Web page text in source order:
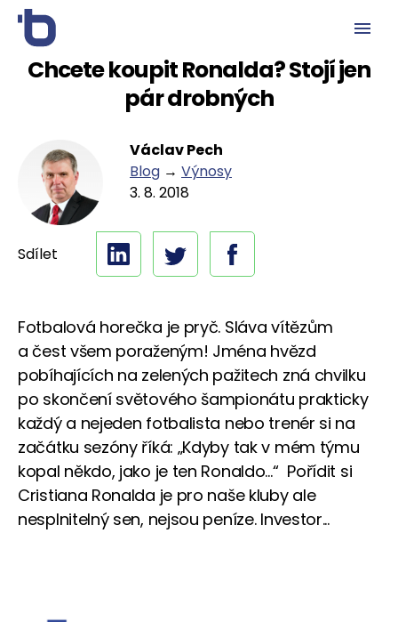
Chcete koupit Ronalda? Stojí jen
pár drobných
Václav Pech
Blog → Výnosy
3. 8. 2018
Sdílet
Fotbalová horečka je pryč. Sláva vítězům
a čest všem poraženým! Jména hvězd
pobíhajících na zelených pažitech zná chvilku
po skončení světového šampionátu prakticky
každý a nejeden fotbalista nebo trenér si na
začátku sezóny říká: „Kdyby tak v mém týmu
kopal někdo, jako je ten Ronaldo…“ Pořídit si
Cristiana Ronalda je pro naše kluby ale
nesplnitelný sen, nejsou peníze. Investor...